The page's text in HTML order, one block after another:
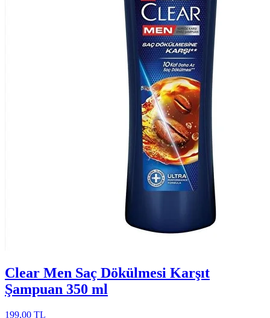
Clear Men Saç Dökülmesi Karşıt
Şampuan 350 ml
199,00 TL